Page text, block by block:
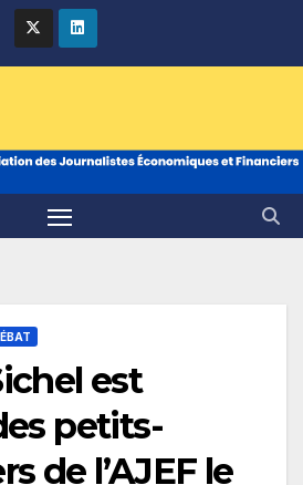
est
petits-
de l’AJEF le